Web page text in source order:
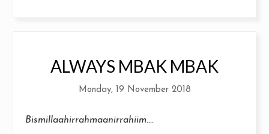
ALWAYS MBAK MBAK
Monday, 19 November 2018
Bismillaahirrahmaanirrahiim....